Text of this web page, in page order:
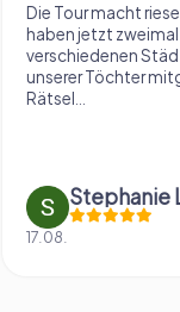
Die Tour macht
haben jetzt zweimal
verschiedenen
unserer Töchter
Rätsel...
Stephanie
17.08.